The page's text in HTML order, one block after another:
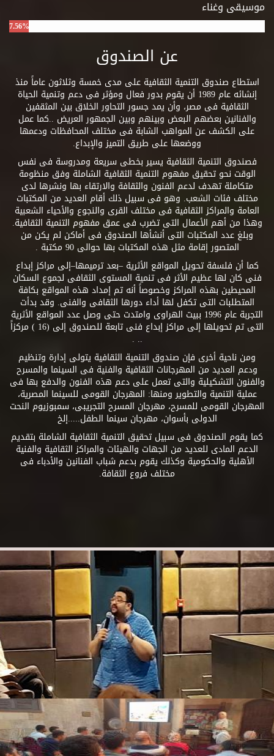
موسيقى وغناء
7.56%
عن الصندوق
استطاع صندوق التنمية الثقافية على مدى خمسة وثلاثون عاماً منذ
إنشائه عام 1989 أن يقوم بدور فعال ومؤثر فى دعم وتنمية الحياة
الثقافية فى مصر، وأن يمد جسور التحاور الخلاق بين المثقفين
والفنانين بعضهم البعض وبينهم وبين الجمهور العريض ..كما عمل
على الكشف عن المواهب الشابة فى مختلف المحافظات ودعمها
ووضعها على طريق التميز والإبداع.
فصندوق التنمية الثقافية يسير بخطى سريعة ومدروسة فى نفس
الوقت نحو تحقيق مفهوم التنمية الثقافية الشاملة وفق منظومة
متكاملة تهدف لدعم الفنون والثقافة والارتقاء بها ونشرها لدى
مختلف فئات الشعب. وهو فى سبيل ذلك أقام العديد من المكتبات
العامة والمراكز الثقافية فى مختلف القرى والنجوع والأحياء الشعبية
وهذا من أهم الأعمال التى تضرب فى عمق مفهوم التنمية الثقافية.
وبلغ عدد المكتبات التى أنشأها الصندوق فى أماكن لم يكن من
المتصور إقامة مثل هذه المكتبات بها حوالى 90 مكتبة .
كما أن فلسفة تحويل المواقع الأثرية –بعد ترميمها–إلى مراكز إبداع
فنى كان لها عظيم الأثر فى تنمية المستوى الثقافى لجموع السكان
المحيطين بهذه المراكز وخصوصاً أنه تم إمداد هذه المواقع بكافة
المتطلبات التى تكفل لها أداء دورها الثقافى والفنى. وقد بدأت
التجربة عام 1996 ببيت الهراوى وامتدت حتى وصل عدد المواقع الأثرية
التى تم تحويلها إلى مراكز إبداع فنى تابعة للصندوق إلى (16 ) مركزاً
.. .
ومن ناحية أخرى فإن صندوق التنمية الثقافية يتولى إدارة وتنظيم
ودعم العديد من المهرجانات الثقافية والفنية فى السينما والمسرح
والفنون التشكيلية والتى تعمل على دعم هذه الفنون والدفع بها فى
عملية التنمية والتطوير ومنها: المهرجان القومى للسينما المصرية،
المهرجان القومى للمسرح، مهرجان المسرح التجريبى، سمبوزيوم النحت
الدولى بأسوان، مهرجان سينما الطفل.....إلخ
كما يقوم الصندوق فى سبيل تحقيق التنمية الثقافية الشاملة بتقديم
الدعم المادى للعديد من الجهات والهيئات والمراكز الثقافية والفنية
الأهلية والحكومية وكذلك يقوم بدعم شباب الفنانين والأدباء فى
مختلف فروع الثقافة.